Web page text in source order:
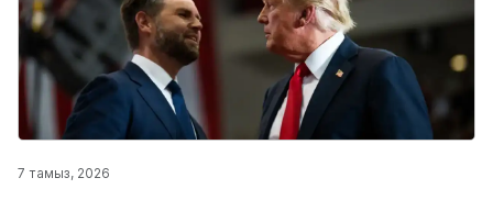
7 тамыз, 2026